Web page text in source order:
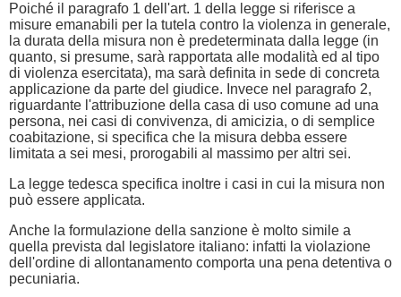
Poiché il paragrafo 1 dell'art. 1 della legge si riferisce a
misure emanabili per la tutela contro la violenza in generale,
la durata della misura non è predeterminata dalla legge (in
quanto, si presume, sarà rapportata alle modalità ed al tipo
di violenza esercitata), ma sarà definita in sede di concreta
applicazione da parte del giudice. Invece nel paragrafo 2,
riguardante l'attribuzione della casa di uso comune ad una
persona, nei casi di convivenza, di amicizia, o di semplice
coabitazione, si specifica che la misura debba essere
limitata a sei mesi, prorogabili al massimo per altri sei.
La legge tedesca specifica inoltre i casi in cui la misura non
può essere applicata.
Anche la formulazione della sanzione è molto simile a
quella prevista dal legislatore italiano: infatti la violazione
dell'ordine di allontanamento comporta una pena detentiva o
pecuniaria.